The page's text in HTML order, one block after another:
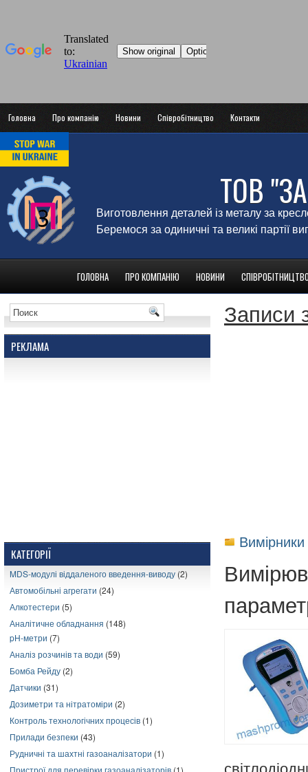
Головна Про компанію Новини Співробітництво Контакти
ТОВ
Виготовлення деталей із металу за
Беремося за одиничні та великі партії
ГОЛОВНА ПРО КОМПАНІЮ НОВИНИ
РЕКЛАМА
КАТЕГОРІЇ
MDS-модулі віддаленого введення-виводу (2)
Автомобільні агрегати (24)
Алкотестери (5)
Аналітичне обладнання (148)
pH-метри (7)
Аналіз розчинів та води (59)
Бомба Рейду (2)
Датчики (31)
Дозиметри та нітратоміри (2)
Контроль технологічних процесів (1)
Прилади безпеки (43)
Рудничні та шахтні газоаналізатори (1)
Пристрої для перевірки газоаналізаторів (1)
Записи